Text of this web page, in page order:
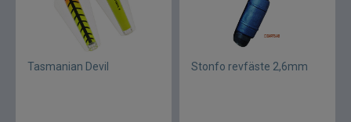
Tasmanian Devil Stonfo revfäste 2,6mm